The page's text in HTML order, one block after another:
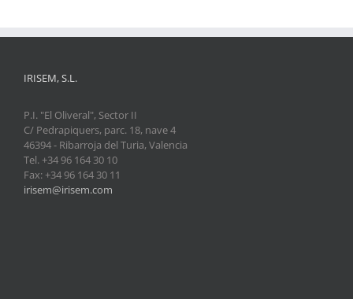
IRISEM, S.L.
P.I. "El Oliveral", Sector II
C/ Pedrapiquers, parc. 18, nave 4
46394 - Ribarroja del Turia, Valencia
Tel. +34 96 164 30 10
Fax: +34 96 164 30 11
irisem@irisem.com